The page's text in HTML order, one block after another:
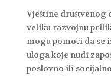
Vještine društvenog
veliku razvojnu
mogu pomoći da se
uloga koje nudi
poslovno ili